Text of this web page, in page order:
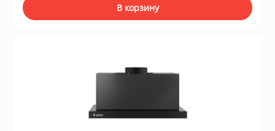
В корзину